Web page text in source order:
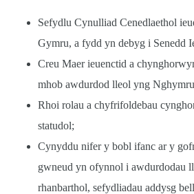
Sefydlu Cynulliad Cenedlaethol
Gymru, a fydd yn debyg i Senedd
Creu Maer ieuenctid a
mhob awdurdod lleol yng
Rhoi rolau a chyfrifoldebau
statudol;
Cynyddu nifer y bobl ifanc ar y
gwneud yn ofynnol i awdurdodau
rhanbarthol, sefydliadau addysg